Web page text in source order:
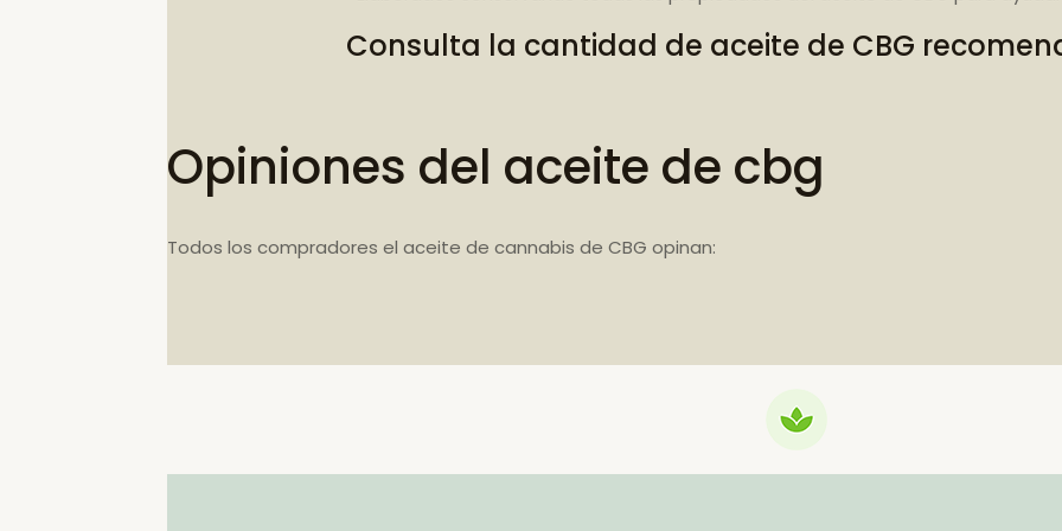
Consulta la cantidad de aceite de CBG
Opiniones del aceite de cbg
Todos los compradores el aceite de cannabis de CBG opinan: